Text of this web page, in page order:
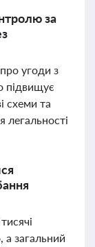
за
угоди з
підвищує
схеми та
легальності
загальний